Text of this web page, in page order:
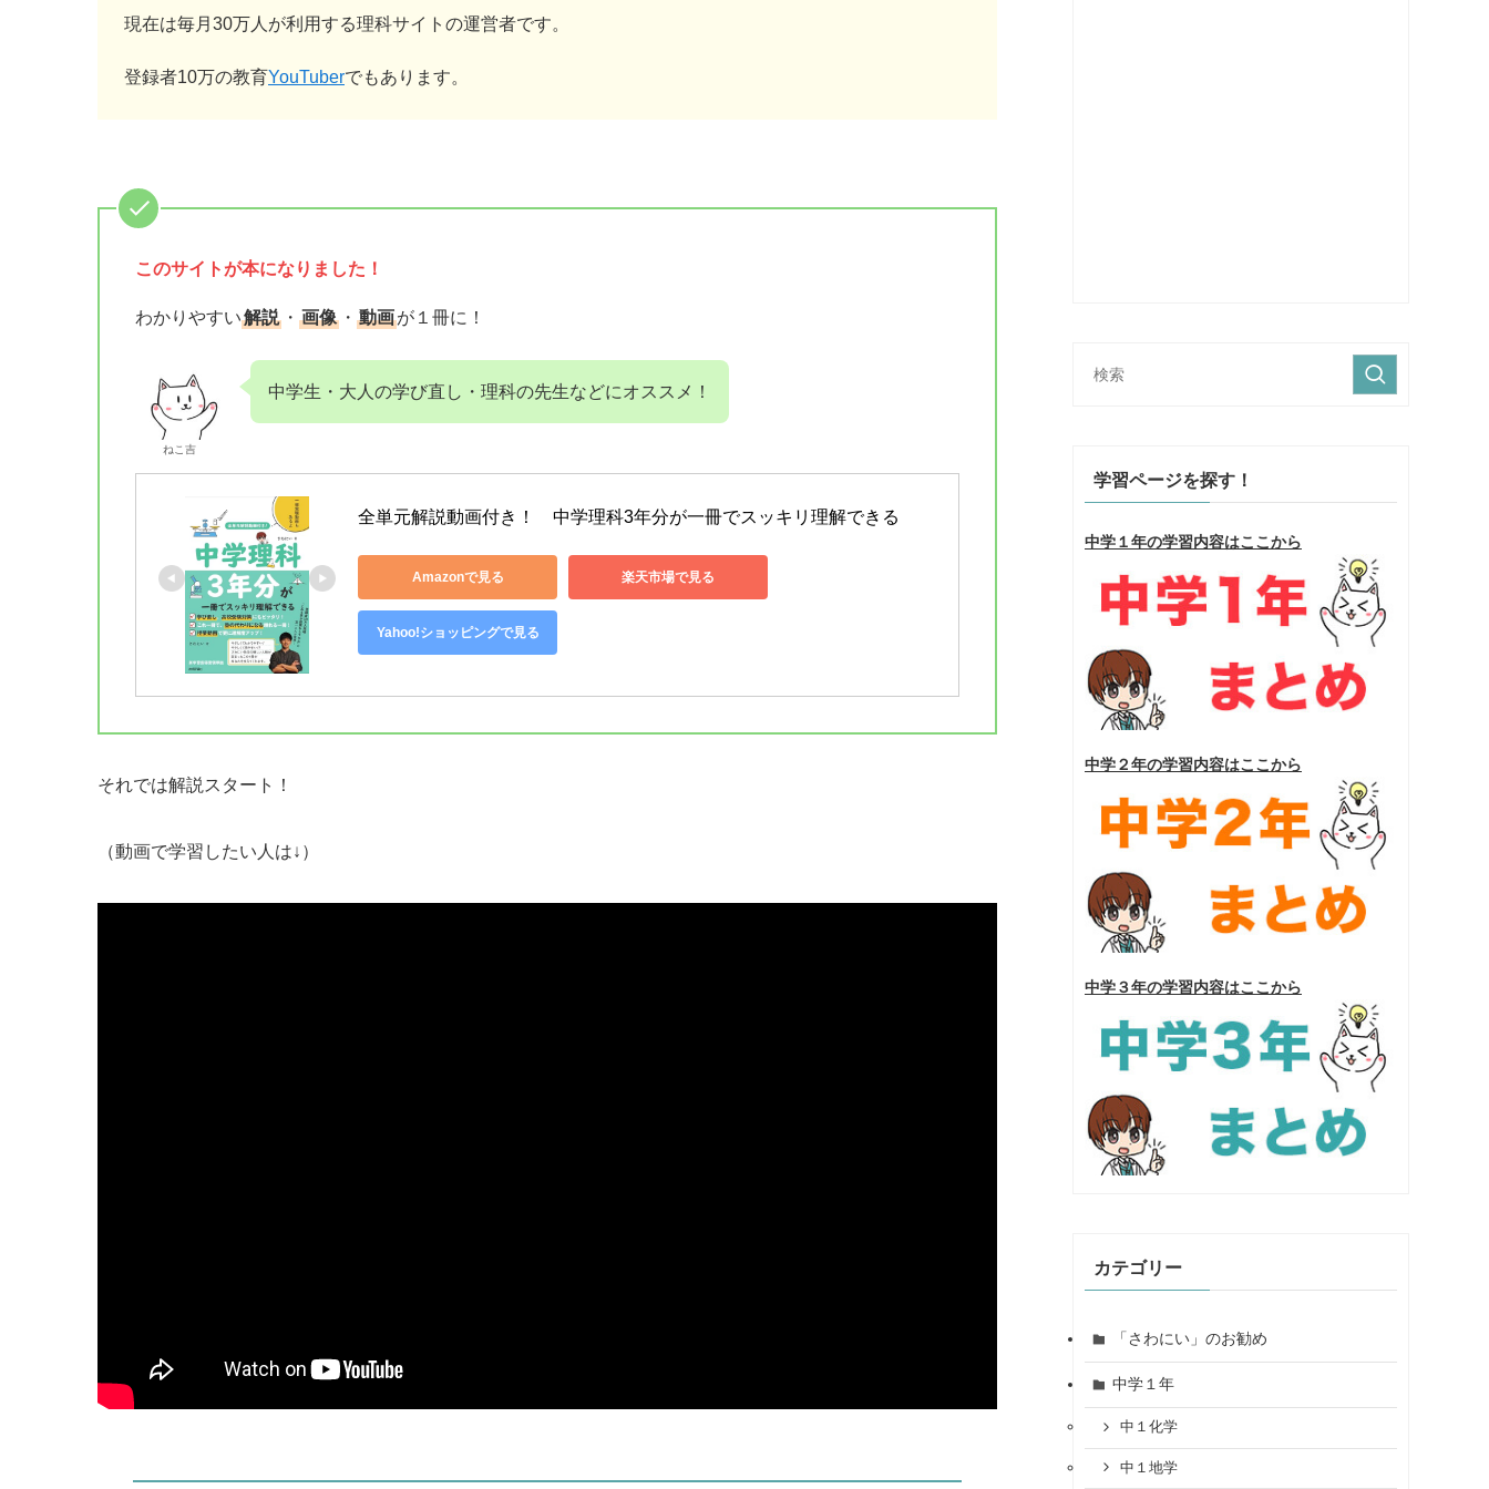
現在は毎月30万人が利用する理科サイトの運営者です。
登録者10万の教育YouTuberでもあります。
このサイトが本になりました！
わかりやすい解説 ・ 画像 ・ 動画が１冊に！
ねこ吉
中学生・大人の学び直し・理科の先生などにオススメ！
全単元解説動画付き！　中学理科3年分が一冊でスッキリ理解できる
Amazonで見る 楽天市場で見る
Yahoo!ショッピングで見る
それでは解説スタート！
（動画で学習したい人は↓）
学習ページを探す！
中学１年の学習内容はここから
中学２年の学習内容はここから
中学３年の学習内容はここから
カテゴリー
「さわにい」のお勧め
中学１年
中１化学
中１地学